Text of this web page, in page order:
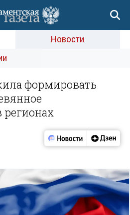
Новости
формировать
регионах